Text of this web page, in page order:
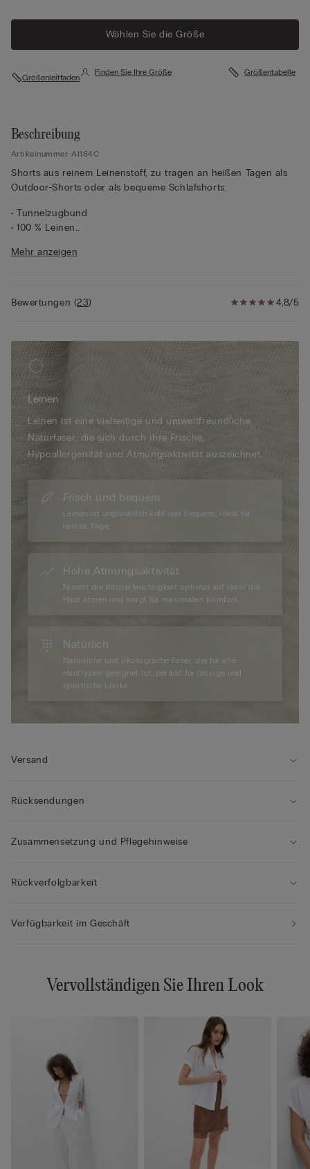
Wählen Sie die Größe
Größenleitfaden
Finden Sie Ihre Größe Größentabelle
Beschreibung
Artikelnummer: AI164C
Shorts aus reinem Leinenstoff, zu tragen an heißen Tagen als
Outdoor-Shorts oder als bequeme Schlafshorts.
• Tunnelzugbund
• 100 % Leinen
• Das Model ist 175 cm groß und trägt Größe S
Mehr anzeigen
4,8/5
Bewertungen (23)
Leinen
Leinen ist eine vielseitige und umweltfreundliche
Naturfaser, die sich durch ihre Frische,
Hypoallergenität und Atmungsaktivität auszeichnet.
Frisch und bequem
Leinen ist unglaublich kühl und bequem, ideal für
heisse Tage.
Hohe Atmungsaktivität
Nimmt die Körperfeuchtigkeit optimal auf, lässt die
Haut atmen und sorgt für maximalen Komfort.
Natürlich
Natürliche und ökologische Faser, die für alle
Hauttypen geeignet ist, perfekt für lässige und
sportliche Looks.
Versand
Rücksendungen
Zusammensetzung und Pflegehinweise
Rückverfolgbarkeit
Verfügbarkeit im Geschäft
Vervollständigen Sie Ihren Look